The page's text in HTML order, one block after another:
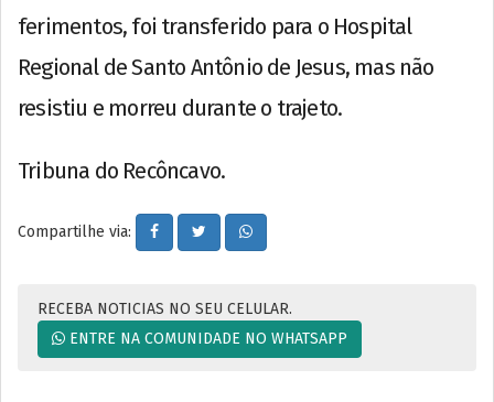
ferimentos, foi transferido para o Hospital
Regional de Santo Antônio de Jesus, mas não
resistiu e morreu durante o trajeto.
Tribuna do Recôncavo.
Compartilhe via:
RECEBA NOTICIAS NO SEU CELULAR.
ENTRE NA COMUNIDADE NO WHATSAPP